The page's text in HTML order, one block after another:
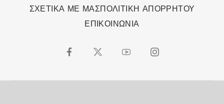
ΣΧΕΤΙΚΑ ΜΕ ΜΑΣΠΟΛΙΤΙΚΗ ΑΠΟΡΡΗΤΟΥ
ΕΠΙΚΟΙΝΩΝΙΑ